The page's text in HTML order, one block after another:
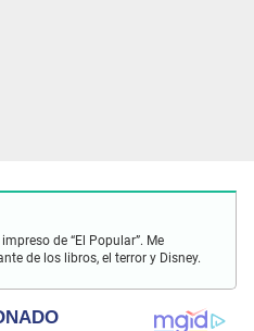
de “El Popular”. Me
de los libros, el terror y Disney.